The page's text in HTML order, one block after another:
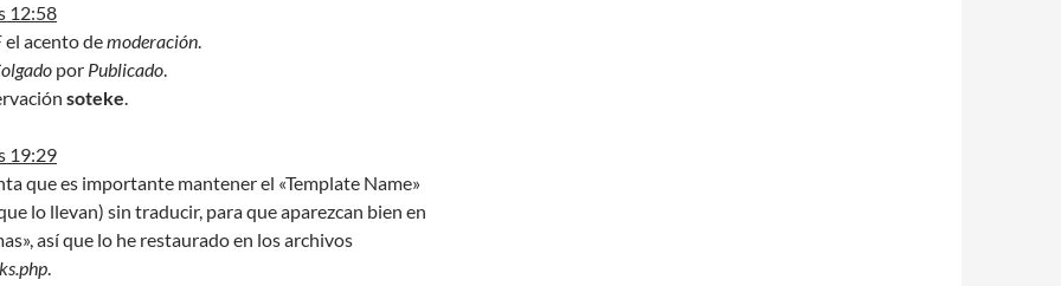
12:58
acento demoderación.
por Publicado.
soteke.
19:29
que es importante mantener el «Template Name»
lo llevan) sin traducir, para que aparezcan bien en
así que lo he restaurado en los archivos
.